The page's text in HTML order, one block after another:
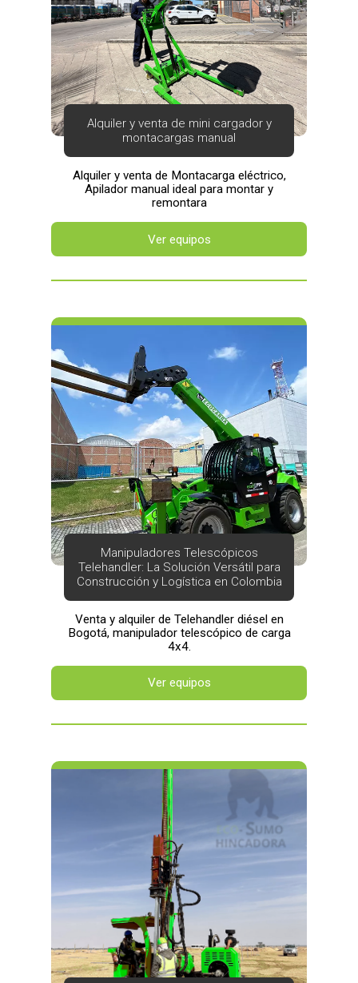
Alquiler y venta de mini cargador y
montacargas manual
Alquiler y venta de Montacarga eléctrico,
Apilador manual ideal para montar y
remontara
Ver equipos
Manipuladores Telescópicos
Telehandler: La Solución Versátil para
Construcción y Logística en Colombia
Venta y alquiler de Telehandler diésel en
Bogotá, manipulador telescópico de carga
4x4.
Ver equipos